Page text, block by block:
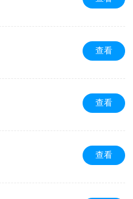
查看
查看
查看